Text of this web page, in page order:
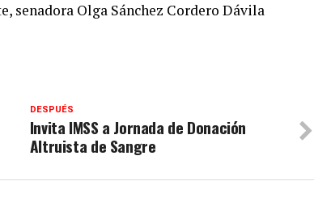
senadora Olga Sánchez Cordero Dávila
DESPUÉS
Invita IMSS a Jornada de Donación
Altruista de Sangre